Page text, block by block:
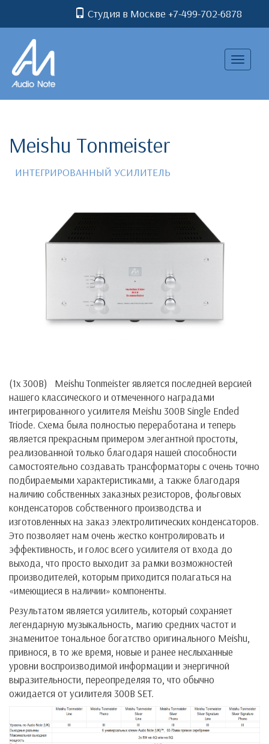
Студия в Москве +7-499-702-6878
Toggle
Meishu Tonmeister
ИНТЕГРИРОВАННЫЙ УСИЛИТЕЛЬ
(1x 300B) Meishu Tonmeister является последней версией
нашего классического и отмеченного наградами
интегрированного усилителя Meishu 300B Single Ended
Triode. Схема была полностью переработана и теперь
является прекрасным примером элегантной простоты,
реализованной только благодаря нашей способности
самостоятельно создавать трансформаторы с очень точно
подбираемыми характеристиками, а также благодаря
наличию собственных заказных резисторов, фольговых
конденсаторов собственного производства и
изготовленных на заказ электролитических конденсаторов.
Это позволяет нам очень жестко контролировать и
эффективность, и голос всего усилителя от входа до
выхода, что просто выходит за рамки возможностей
производителей, которым приходится полагаться на
«имеющиеся в наличии» компоненты.
Результатом является усилитель, который сохраняет
легендарную музыкальность, магию средних частот и
знаменитое тональное богатство оригинального Meishu,
привнося, в то же время, новые и ранее неслыханные
уровни воспроизводимой информации и энергичной
выразительности, переопределяя то, что обычно
ожидается от усилителя 300B SET.